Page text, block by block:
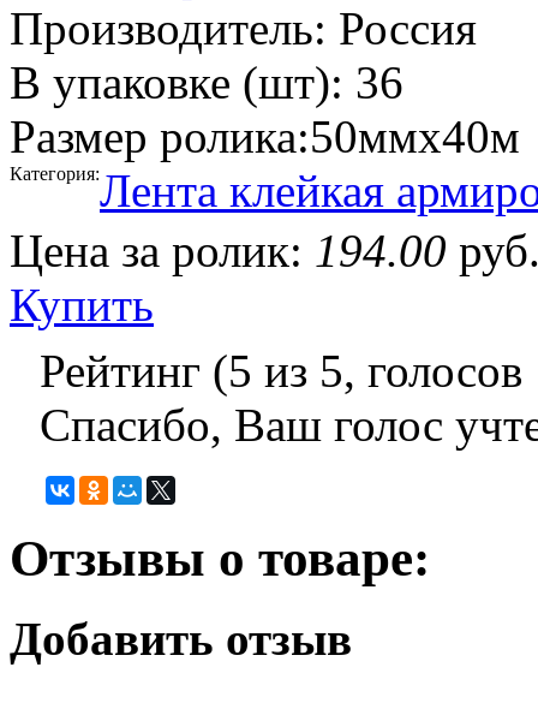
Производитель: Россия
В упаковке (шт): 36
Размер ролика:50ммх40м
Категория:Лента клейкая
Цена за ролик: 194.00
Купить
Рейтинг (5 из 5, голосов
Спасибо, Ваш голос
Отзывы о товаре:
Добавить отзыв